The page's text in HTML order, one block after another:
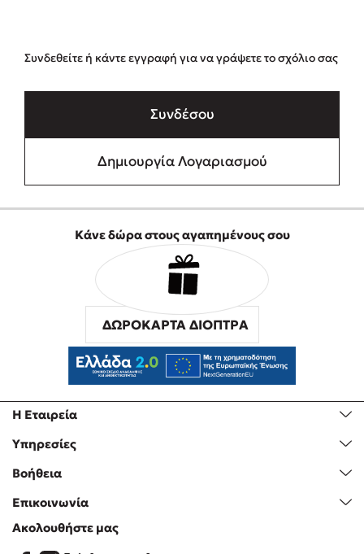
Συνδεθείτε ή κάντε εγγραφή για να γράψετε το σχόλιο σας
Συνδέσου
Δημιουργία Λογαριασμού
Η Εταιρεία
Υπηρεσίες
Βοήθεια
Επικοινωνία
Κάνε δώρα στους αγαπημένους σου
ΔΩΡΟΚΑΡΤΑ ΔΙΟΠΤΡΑ
Ακολουθήστε μας